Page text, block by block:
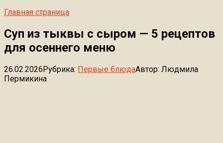
Главная страница
Суп из тыквы с сыром — 5 рецептов
для осеннего меню
26.02.2026Рубрика: Первые блюдаАвтор: Людмила
Пермикина